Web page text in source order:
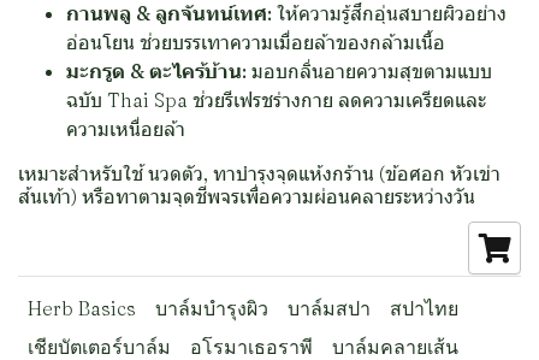
กานพลู & ลูกจันทน์เทศ: ให้ความรู้สึกอุ่นสบายผิวอย่าง
อ่อนโยน ช่วยบรรเทาความเมื่อยล้าของกล้ามเนื้อ
มะกรูด & ตะไคร้บ้าน: มอบกลิ่นอายความสุขตามแบบ
ฉบับ Thai Spa ช่วยรีเฟรชร่างกาย ลดความเครียดและ
ความเหนื่อยล้า
เหมาะสำหรับใช้ นวดตัว, ทาบำรุงจุดแห้งกร้าน (ข้อศอก หัวเข่า
ส้นเท้า) หรือทาตามจุดชีพจรเพื่อความผ่อนคลายระหว่างวัน
Herb Basics บาล์มบำรุงผิว บาล์มสปา
สปาไทย
เชียบัตเตอร์บาล์ม
อโรมาเธอราพี
บาล์มคลายเส้น